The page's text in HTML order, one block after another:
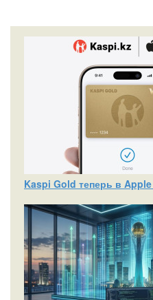
Kaspi Gold теперь в